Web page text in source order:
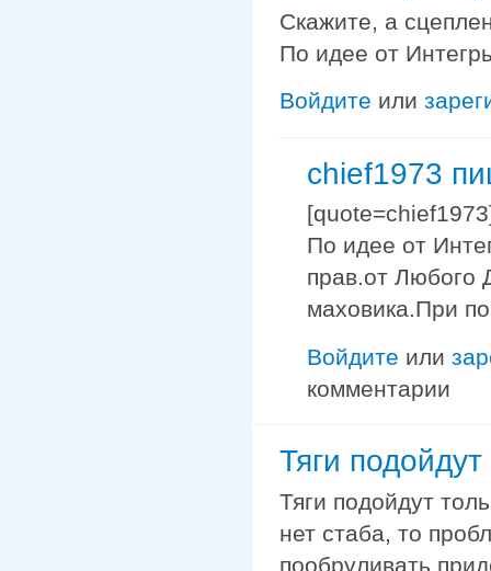
Скажите, а
По идее от
Войдите или
chief1973
По идее от
прав.от Любого
маховика.При
Войдите или
комментарии
Тяги подойдут
Тяги подойдут
нет стаба, то
пообруливать